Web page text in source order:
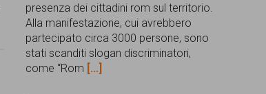
presenza dei cittadini rom sul territorio.
Alla manifestazione, cui avrebbero
partecipato circa 3000 persone, sono
stati scanditi slogan discriminatori,
come “Rom [...]